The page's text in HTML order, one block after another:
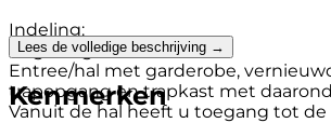
Indeling:
Begane grond:
Entree/hal met garderobe,
trapopgang en trapkast met
Vanuit de hal heeft u toegang tot
Lees de volledige beschrijving →
Kenmerken